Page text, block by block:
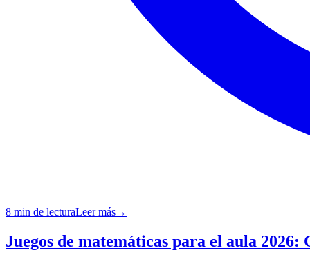
8 min de lecturaLeer más→
Juegos de matemáticas para el aula